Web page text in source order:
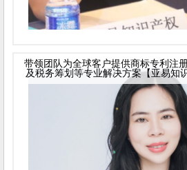
带领团队为全球客户提供商标专利注
及税务筹划等专业解决方案【亚易知